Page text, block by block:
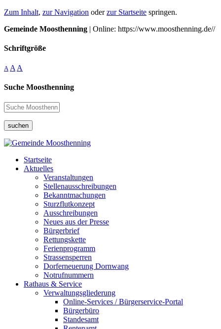
Zum Inhalt, zur Navigation oderzur Startseite springen.
Gemeinde Moosthenning | Online: https://www.moosthenning.de//
Schriftgröße
A A A
Suche Moosthenning
suchen
Startseite
Aktuelles
Veranstaltungen
Stellenausschreibungen
Bekanntmachungen
Sturzflutkonzept
Ausschreibungen
Neues aus der Presse
Bürgerbrief
Rettungskette
Ferienprogramm
Strassensperren
Dorferneuerung Dornwang
Notrufnummern
Rathaus & Service
Verwaltungsgliederung
Online-Services / Bürgerservice-Portal
Bürgerbüro
Standesamt